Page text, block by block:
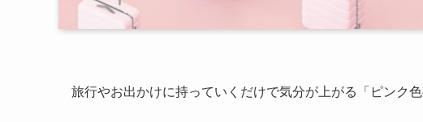
旅行やお出かけに持っていくだけで気分が上がる「ピンク色